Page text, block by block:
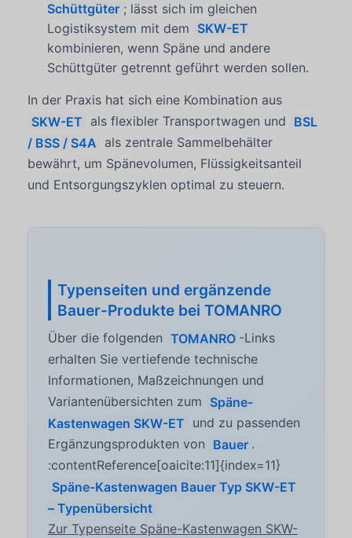
Schüttgüter ; lässt sich im gleichen
Logistiksystem mit dem SKW-ET
kombinieren, wenn Späne und andere
Schüttgüter getrennt geführt werden sollen.
In der Praxis hat sich eine Kombination aus
SKW-ET als flexibler Transportwagen und BSL
/ BSS / S4A als zentrale Sammelbehälter
bewährt, um Spänevolumen, Flüssigkeitsanteil
und Entsorgungszyklen optimal zu steuern.
Typenseiten und ergänzende
Bauer-Produkte bei TOMANRO
Über die folgenden TOMANRO -Links
erhalten Sie vertiefende technische
Informationen, Maßzeichnungen und
Variantenübersichten zum Späne-
Kastenwagen SKW-ET und zu passenden
Ergänzungsprodukten von Bauer .
:contentReference[oaicite:11]{index=11}
Späne-Kastenwagen Bauer Typ SKW-ET
– Typenübersicht
Zur Typenseite Späne-Kastenwagen SKW-